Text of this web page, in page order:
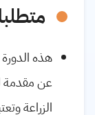
هذه
عن مقدمة
الزراعة